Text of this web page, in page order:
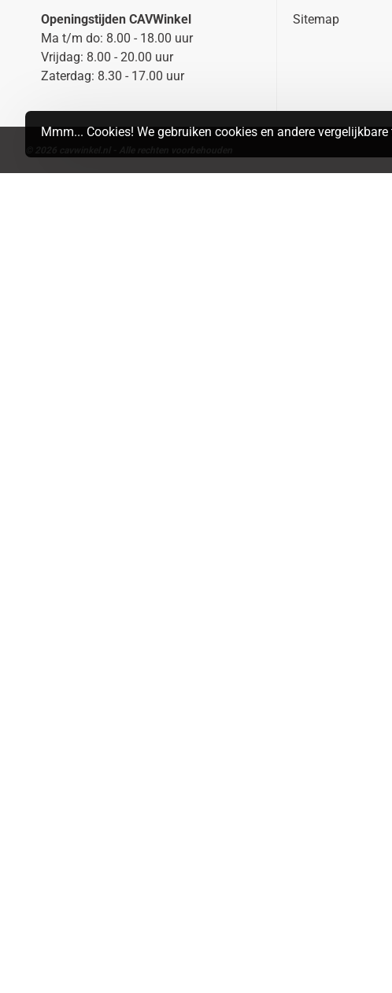
Mmm... Cookies! We gebruiken cookies en andere
Openingstijden CAVWinkel
Ma t/m do: 8.00 - 18.00 uur
Vrijdag: 8.00 - 20.00 uur
Zaterdag: 8.30 - 17.00 uur
Sitemap